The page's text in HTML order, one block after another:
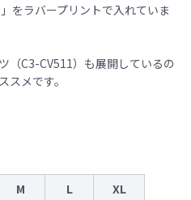
をラバープリントで入れていま
（C3-CV511）も展開しているの
スメです。
M L
XL